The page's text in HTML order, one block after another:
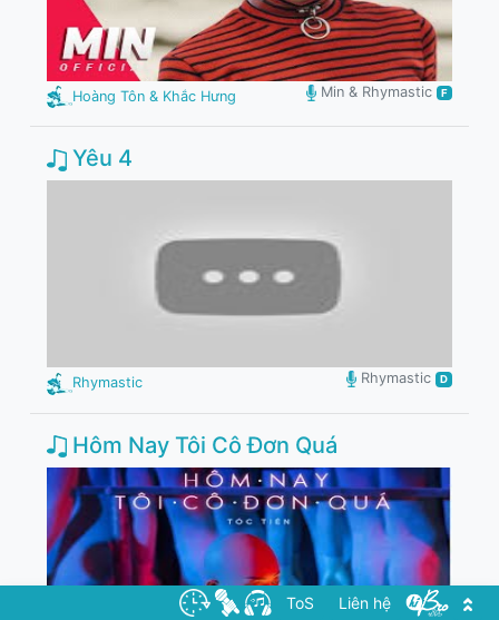
Hoàng Tôn & Khắc Hưng Min & Rhymastic F
Yêu 4
Rhymastic Rhymastic D
Hôm Nay Tôi Cô Đơn Quá
ToS Liên hệ